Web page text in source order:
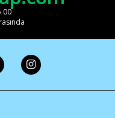
00